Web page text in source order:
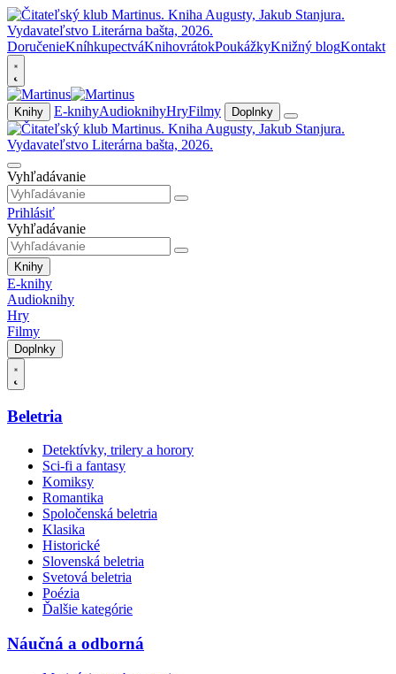
DoručenieKníhkupectváKnihovrátokPoukážkyKnižný blogKontakt
Knihy E-knihyAudioknihyHryFilmy Doplnky
Vyhľadávanie
Prihlásiť
Vyhľadávanie
Knihy
E-knihy
Audioknihy
Hry
Filmy
Doplnky
Beletria
Detektívky, trilery a horory
Sci-fi a fantasy
Komiksy
Romantika
Spoločenská beletria
Klasika
Historické
Slovenská beletria
Svetová beletria
Poézia
Ďalšie kategórie
Náučná a odborná